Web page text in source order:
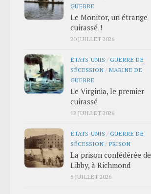
GUERRE
Le Monitor, un étrange
cuirassé !
20 JUILLET 2026
ÉTATS-UNIS /GUERRE DE
SÉCESSION / MARINE DE
GUERRE
Le Virginia, le premier
cuirassé
12 JUILLET 2026
ÉTATS-UNIS /GUERRE DE
SÉCESSION / PRISON
La prison confédérée de
Libby, à Richmond
5 JUILLET 2026